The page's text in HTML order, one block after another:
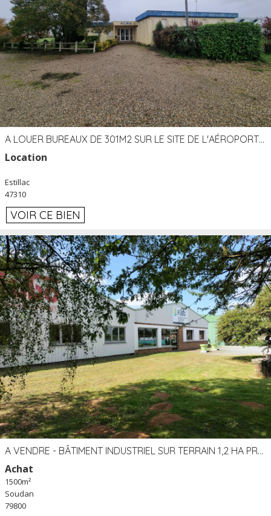
A LOUER BUREAUX DE 301M2 SUR LE SITE DE L'AÉROPORT AGEN LA GARENNE
Location
Estillac
47310
VOIR CE BIEN
A VENDRE - BÂTIMENT INDUSTRIEL SUR TERRAIN 1,2 HA PROCHE ÉCHANGEUR A10 - SOUDAN (79)
Achat
1500m²
Soudan
79800